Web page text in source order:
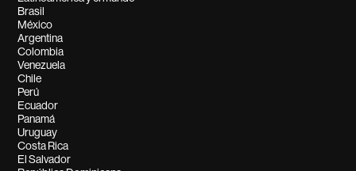
Brasil
México
Argentina
Colombia
Venezuela
Chile
Perú
Ecuador
Panamá
Uruguay
Costa Rica
El Salvador